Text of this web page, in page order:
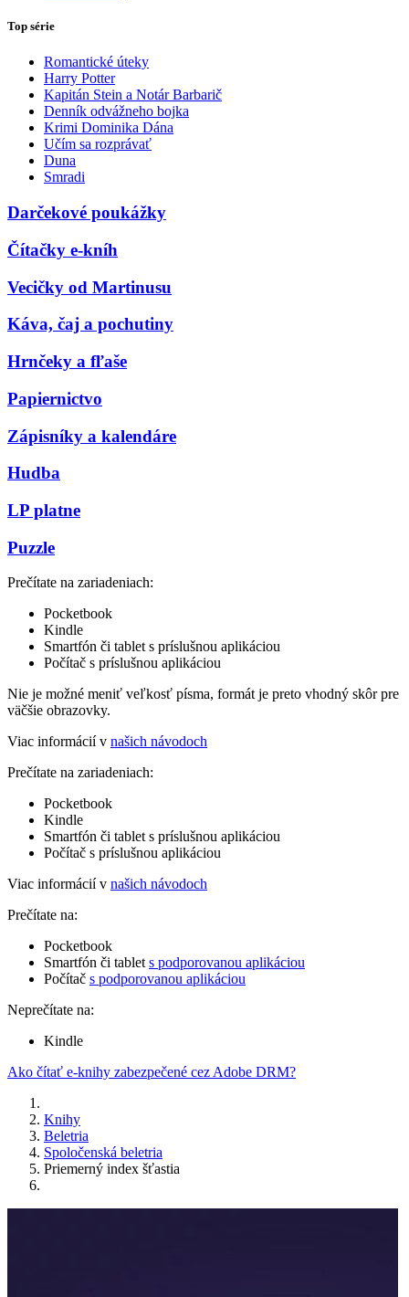
Top série
Romantické úteky
Harry Potter
Kapitán Stein a Notár Barbarič
Denník odvážneho bojka
Krimi Dominika Dána
Učím sa rozprávať
Duna
Smradi
Darčekové poukážky
Čítačky e-kníh
Vecičky od Martinusu
Káva, čaj a pochutiny
Hrnčeky a fľaše
Papiernictvo
Zápisníky a kalendáre
Hudba
LP platne
Puzzle
Prečítate na zariadeniach:
Pocketbook
Kindle
Smartfón či tablet s príslušnou aplikáciou
Počítač s príslušnou aplikáciou
Nie je možné meniť veľkosť písma, formát je preto vhodný skôr pre
väčšie obrazovky.
Viac informácií v našich návodoch
Prečítate na zariadeniach:
Pocketbook
Kindle
Smartfón či tablet s príslušnou aplikáciou
Počítač s príslušnou aplikáciou
Viac informácií v našich návodoch
Prečítate na:
Pocketbook
Smartfón či tablet s podporovanou aplikáciou
Počítač s podporovanou aplikáciou
Neprečítate na:
Kindle
Ako čítať e-knihy zabezpečené cez Adobe DRM?
Knihy
Beletria
Spoločenská beletria
Priemerný index šťastia